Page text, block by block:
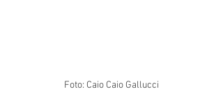
Foto: Caio Caio Gallucci